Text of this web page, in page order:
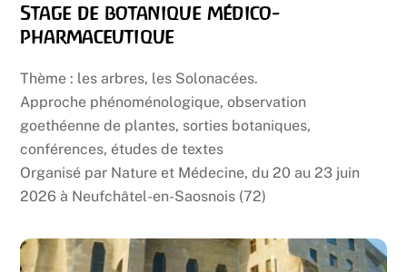
Stage de botanique médico-
pharmaceutique
Thème : les arbres, les Solonacées.
Approche phénoménologique, observation
goethéenne de plantes, sorties botaniques,
conférences, études de textes
Organisé par Nature et Médecine, du 20 au 23 juin
2026 à Neufchâtel-en-Saosnois (72)